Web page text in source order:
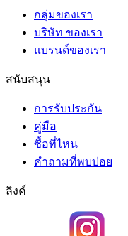
กลุ่มของเรา
บริษัท ของเรา
แบรนด์ของเรา
สนับสนุน
การรับประกัน
คู่มือ
ซื้อที่ไหน
คำถามที่พบบ่อย
ลิงค์